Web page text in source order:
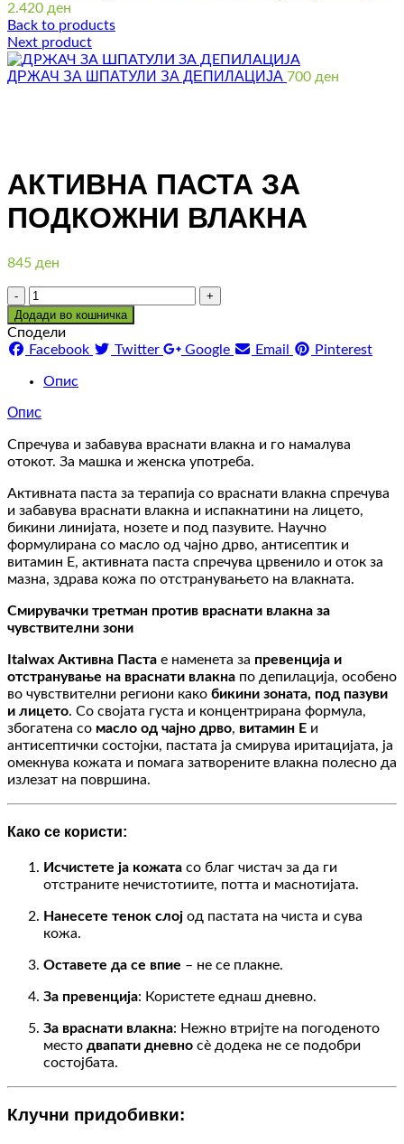
2.420 ден
range:
1.670 ден
through
2.420 ден
Back to products
Next product
ДРЖАЧ ЗА ШПАТУЛИ ЗА ДЕПИЛАЦИЈА 700 ден
АКТИВНА ПАСТА ЗА
ПОДКОЖНИ ВЛАКНА
845 ден
Количина
Додади во кошничка
Сподели
Facebook
Twitter Google Email Pinterest
Опис
Опис
Спречува и забавува враснати влакна и го намалува
отокот. За машка и женска употреба.
Активната паста за терапија со враснати влакна спречува
и забавува враснати влакна и испакнатини на лицето,
бикини линијата, нозете и под пазувите. Научно
формулирана со масло од чајно дрво, антисептик и
витамин Е, активната паста спречува црвенило и оток за
мазна, здрава кожа по отстранувањето на влакната.
Смирувачки третман против враснати влакна за
чувствителни зони
Italwax Активна Паста е наменета за превенција и
отстранување на враснати влакна по депилација, особено
во чувствителни региони како бикини зоната, под пазуви
и лицето. Со својата густа и концентрирана формула,
збогатена со масло од чајно дрво, витамин Е и
антисептички состојки, пастата ја смирува иритацијата, ја
омекнува кожата и помага затворените влакна полесно да
излезат на површина.
Како се користи:
Исчистете ја кожата со благ чистач за да ги
отстраните нечистотиите, потта и маснотијата.
Нанесете тенок слој од пастата на чиста и сува
кожа.
Оставете да се впие – не се плакне.
За превенција: Користете еднаш дневно.
За враснати влакна: Нежно втријте на погоденото
место двапати дневно сè додека не се подобри
состојбата.
Клучни придобивки: